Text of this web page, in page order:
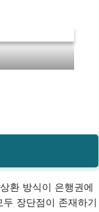
환 방식이 은행권에
장단점이 존재하기